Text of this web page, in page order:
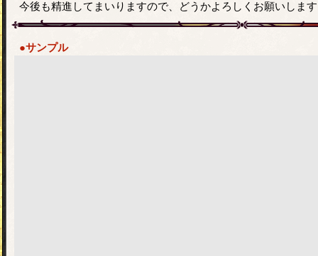
今後も精進してまいりますので、どうかよろしくお願いしま
●サンプル